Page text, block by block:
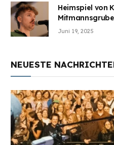
Heimspiel von
Juni 19, 2025
NEUESTE